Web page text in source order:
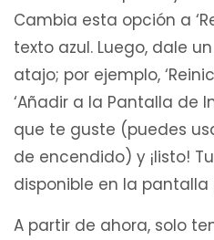
Cambia esta opción a
texto azul. Luego, dale
atajo; por ejemplo,
‘Añadir a la Pantalla de
que te guste (puedes
de encendido) y ¡listo!
disponible en la pantalla
A partir de ahora, solo